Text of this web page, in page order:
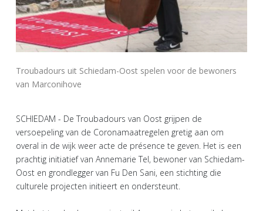
Troubadours uit Schiedam-Oost spelen voor de bewoners
van Marconihove
SCHIEDAM - De Troubadours van Oost grijpen de
versoepeling van de Coronamaatregelen gretig aan om
overal in de wijk weer acte de présence te geven. Het is een
prachtig initiatief van Annemarie Tel, bewoner van Schiedam-
Oost en grondlegger van Fu Den Sani, een stichting die
culturele projecten initieert en ondersteunt.